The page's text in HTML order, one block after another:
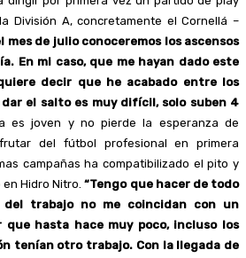
División A, concretamente el Cornellá –
mes de julio conoceremos los ascensos
En mi caso, que me hayan dado este
decir que he acabado entre los
dar el salto es muy difícil, solo suben 4
es joven y no pierde la esperanza de
del fútbol profesional en primera
campañas ha compatibilizado el pito y
Hidro Nitro.“Tengo que hacer de todo
del trabajo no me coincidan con un
hasta hace muy poco, incluso los
tenían otro trabajo. Con la llegada de